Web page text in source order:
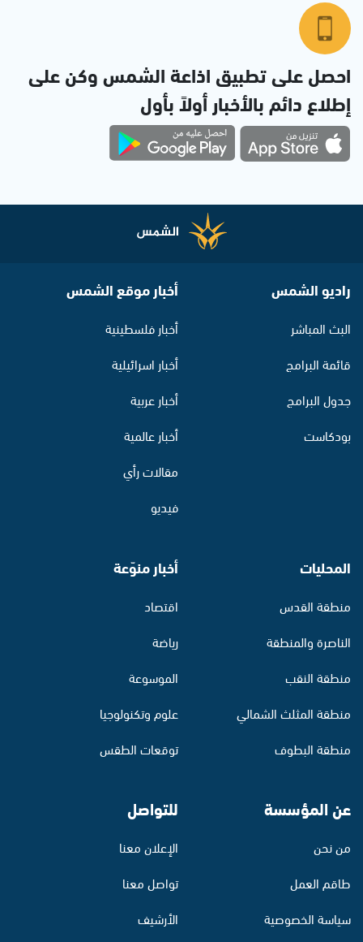
احصل على تطبيق اذاعة الشمس وكن على
إطلاع دائم بالأخبار أولاً بأول
راديو الشمس
البث المباشر
قائمة البرامج
جدول البرامج
بودكاست
أخبار موقع الشمس
أخبار فلسطينية
أخبار اسرائيلية
أخبار عربية
أخبار عالمية
مقالات رأي
فيديو
المحليات
منطقة القدس
الناصرة والمنطقة
منطقة النقب
منطقة المثلث الشمالي
منطقة البطوف
أخبار منوّعة
اقتصاد
رياضة
الموسوعة
علوم وتكنولوجيا
توقعات الطقس
عن المؤسسة
من نحن
طاقم العمل
سياسة الخصوصية
للتواصل
الإعلان معنا
تواصل معنا
الأرشيف